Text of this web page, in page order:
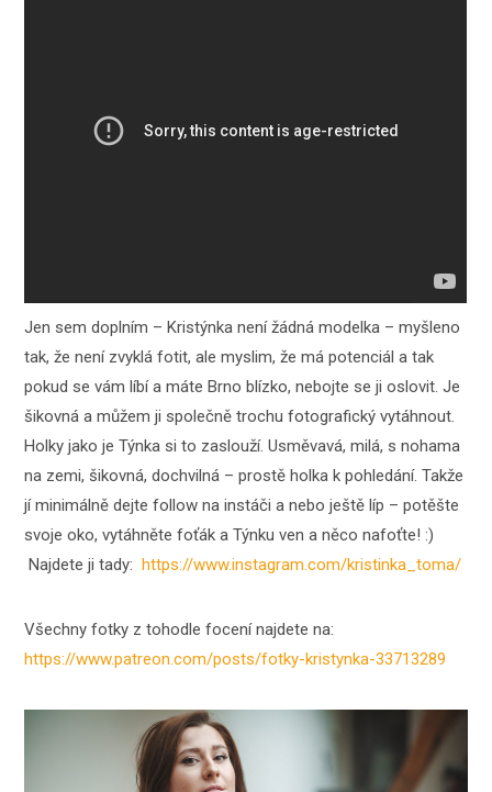
Jen sem doplním – Kristýnka není žádná modelka – myšleno
tak, že není zvyklá fotit, ale myslim, že má potenciál a tak
pokud se vám líbí a máte Brno blízko, nebojte se ji oslovit. Je
šikovná a můžem ji společně trochu fotografický vytáhnout.
Holky jako je Týnka si to zaslouží. Usměvavá, milá, s nohama
na zemi, šikovná, dochvilná – prostě holka k pohledání. Takže
jí minimálně dejte follow na instáči a nebo ještě líp – potěšte
svoje oko, vytáhněte foťák a Týnku ven a něco nafoťte! :)
Najdete ji tady:https://www.instagram.com/kristinka_toma/
Všechny fotky z tohodle focení najdete na:
https://www.patreon.com/posts/fotky-kristynka-33713289